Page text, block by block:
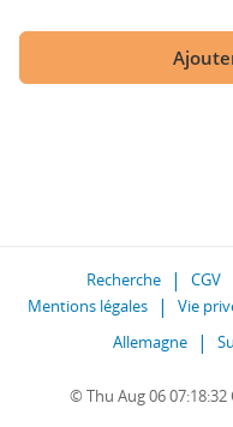
Recherche CGV
Mentions légales
Vie
Allemagne
© Thu Aug 06 07:18:32